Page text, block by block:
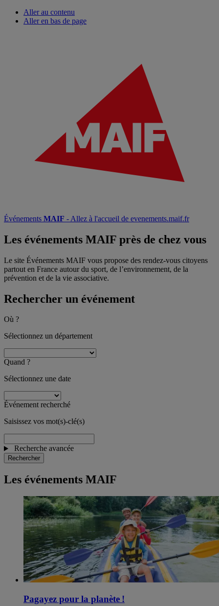
Aller au contenu
Aller en bas de page
Événements MAIF - Allez à l'accueil de evenements.maif.fr
Les événements MAIF près de chez vous
Le site Événements MAIF vous propose des rendez-vous citoyens
partout en France autour du sport, de l’environnement, de la
prévention et de la vie associative.
Rechercher un événement
Où ?
Sélectionnez un département
Quand ?
Sélectionnez une date
Événement recherché
Saisissez vos mot(s)-clé(s)
Recherche avancée
Rechercher
Les événements MAIF
Pagayez pour la planète !